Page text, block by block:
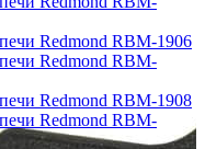
Redmond RBM-1906
Redmond RBM-
Redmond RBM-1908
Redmond RBM-